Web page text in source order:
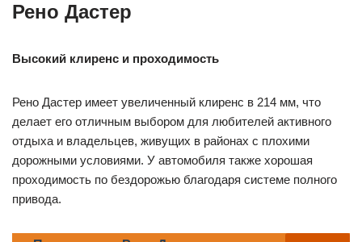
Рено Дастер
Высокий клиренс и проходимость
Рено Дастер имеет увеличенный клиренс в 214 мм, что
делает его отличным выбором для любителей активного
отдыха и владельцев, живущих в районах с плохими
дорожными условиями. У автомобиля также хорошая
проходимость по бездорожью благодаря системе полного
привода.